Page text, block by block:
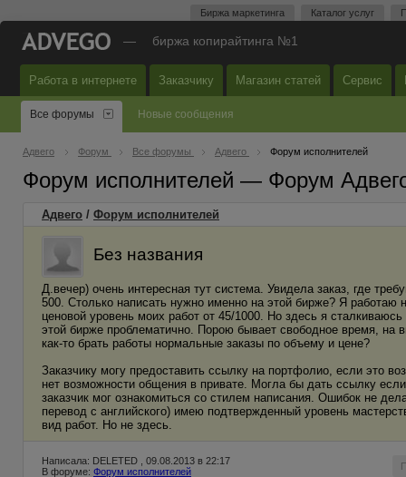
Биржа маркетинга Каталог услуг
— биржа копирайтинга №1
Работа в интернете Заказчику Магазин статей Сервис
Все форумы Новые сообщения
Адвего Форум Все форумы Адвего Форум исполнителей
Форум исполнителей — Форум
Адвего / Форум исполнителей
Без названия
Д.вечер) очень интересная тут система. Увидела заказ, где
500. Столько написать нужно именно на этой бирже? Я
ценовой уровень моих работ от 45/1000. Но здесь я
этой бирже проблематично. Порою бывает свободное время,
как-то брать работы нормальные заказы по объему и цене?
Заказчику могу предоставить ссылку на портфолио, если это
нет возможности общения в привате. Могла бы дать ссылку
заказчик мог ознакомиться со стилем написания. Ошибок не
перевод с английского) имею подтвержденный уровень
вид работ. Но не здесь.
Написала: DELETED , 09.08.2013 в 22:17
В форуме: Форум исполнителей